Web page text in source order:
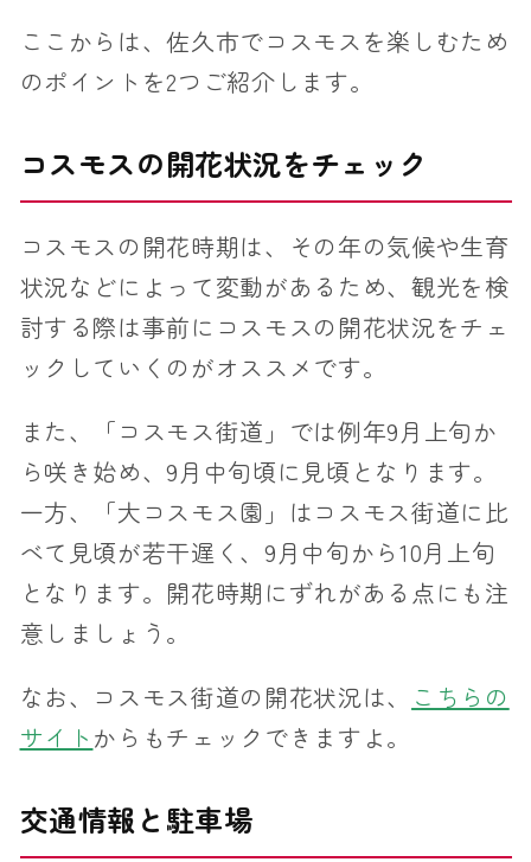
ここからは、佐久市でコスモスを楽しむため
のポイントを2つご紹介します。
コスモスの開花状況をチェック
コスモスの開花時期は、その年の気候や生育
状況などによって変動があるため、観光を検
討する際は事前にコスモスの開花状況をチェ
ックしていくのがオススメです。
また、「コスモス街道」では例年9月上旬か
ら咲き始め、9月中旬頃に見頃となります。
一方、「大コスモス園」はコスモス街道に比
べて見頃が若干遅く、9月中旬から10月上旬
となります。開花時期にずれがある点にも注
意しましょう。
なお、コスモス街道の開花状況は、
こちらの
サイト からもチェックできますよ。
交通情報と駐車場